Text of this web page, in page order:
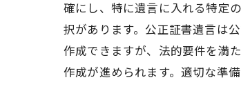
確にし、特に遺言に入れる特定
択があります。公正証書遺言は
作成できますが、法的要件を満
作成が進められます。適切な準